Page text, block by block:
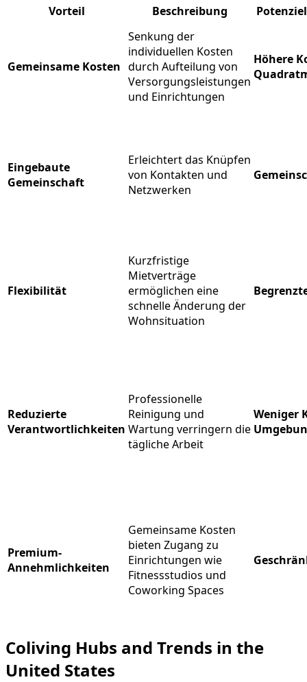
Vorteil Beschreibung
Gemeinsame Kosten
Senkung der
individuellen Kosten
durch Aufteilung von
Versorgungsleistungen
und Einrichtungen
Höhere
Eingebaute
Gemeinschaft
Erleichtert das Knüpfen
von Kontakten und
Netzwerken
Flexibilität
Kurzfristige
Mietverträge
ermöglichen eine
schnelle Änderung der
Wohnsituation
Reduzierte
Verantwortlichkeiten
Professionelle
Reinigung und
Wartung verringern die
tägliche Arbeit
Weniger
Premium-
Annehmlichkeiten
Gemeinsame Kosten
bieten Zugang zu
Einrichtungen wie
Fitnessstudios und
Coworking Spaces
Coliving Hubs and Trends in the
United States